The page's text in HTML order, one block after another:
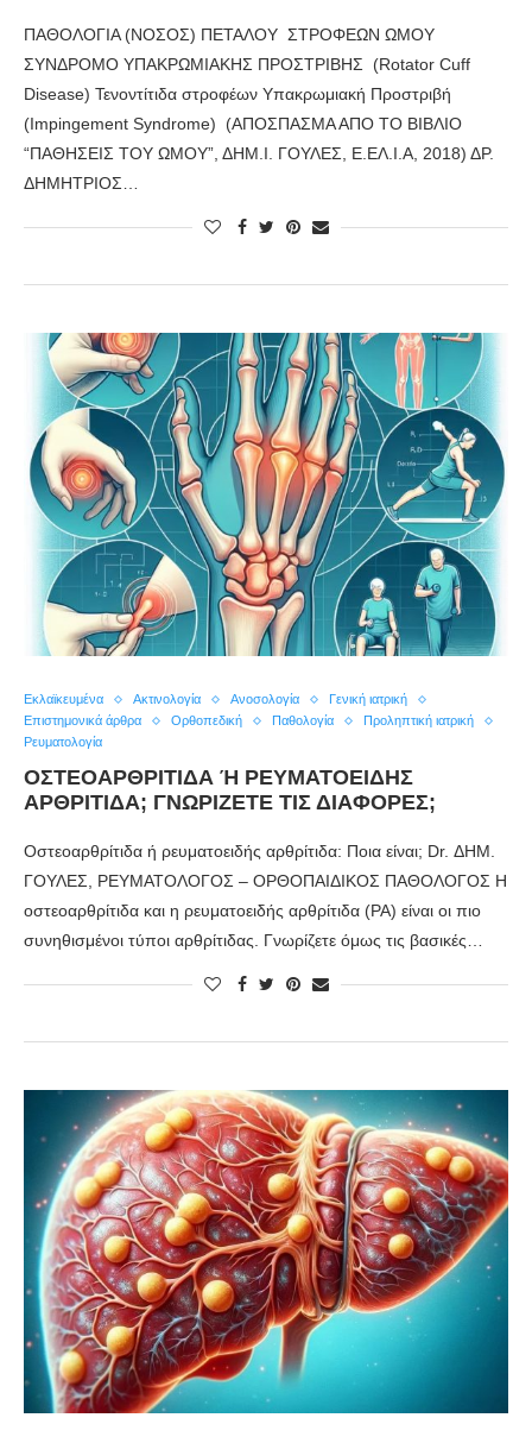
ΠΑΘΟΛΟΓΙΑ (ΝΟΣΟΣ) ΠΕΤΑΛΟΥ ΣΤΡΟΦΕΩΝ ΩΜΟΥ
ΣΥΝΔΡΟΜΟ ΥΠΑΚΡΩΜΙΑΚΗΣ ΠΡΟΣΤΡΙΒΗΣ (Rotator Cuff
Disease) Τενοντίτιδα στροφέων Υπακρωμιακή Προστριβή
(Impinge­ment Syndrome) (ΑΠΟΣΠΑΣΜΑ ΑΠΟ ΤΟ ΒΙΒΛΙΟ
“ΠΑΘΗΣΕΙΣ ΤΟΥ ΩΜΟΥ”, ΔΗΜ.Ι. ΓΟΥΛΕΣ, Ε.ΕΛ.Ι.Α, 2018) ΔΡ.
ΔΗΜΗΤΡΙΟΣ…
Εκλαϊκευμένα Ακτινολογία Ανοσολογία
Γενική ιατρική
Επιστημονικά άρθρα
Ορθοπεδική Παθολογία
Προληπτική ιατρική
Ρευματολογία
ΟΣΤΕΟΑΡΘΡΙΤΙΔΑ Ή ΡΕΥΜΑΤΟΕΙΔΗΣ Α
ΡΘΡΙΤΙΔΑ; ΓΝΩΡΙΖΕΤΕ ΤΙΣ ΔΙΑΦΟΡΕΣ;
Οστεοαρθρίτιδα ή ρευματοειδής αρθρίτιδα: Ποια είναι; Dr. ΔΗΜ.
ΓΟΥΛΕΣ, ΡΕΥΜΑΤΟΛΟΓΟΣ – ΟΡΘΟΠΑΙΔΙΚΟΣ ΠΑΘΟΛΟΓΟΣ Η
οστεοαρθρίτιδα και η ρευματοειδής αρθρίτιδα (ΡΑ) είναι οι πιο
συνηθισμένοι τύποι αρθρίτιδας. Γνωρίζετε όμως τις βασικές…